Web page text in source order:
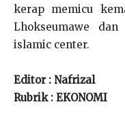
kerap memicu
Lhokseumawe
islamic center.
Editor : Nafrizal
Rubrik : EKONOMI